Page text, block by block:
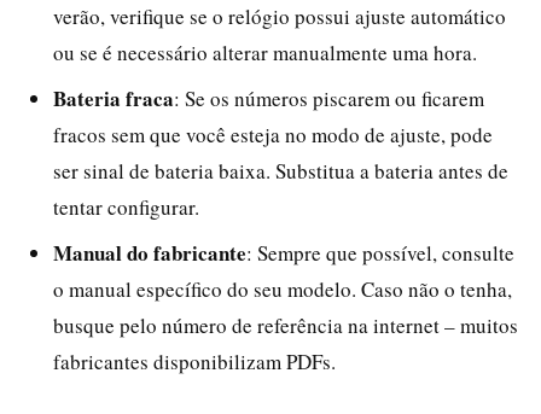
verão, verifique se o relógio possui ajuste automático
ou se é necessário alterar manualmente uma hora.
Bateria fraca: Se os números piscarem ou ficarem
fracos sem que você esteja no modo de ajuste, pode
ser sinal de bateria baixa. Substitua a bateria antes de
tentar configurar.
Manual do fabricante: Sempre que possível, consulte
o manual específico do seu modelo. Caso não o tenha,
busque pelo número de referência na internet – muitos
fabricantes disponibilizam PDFs.